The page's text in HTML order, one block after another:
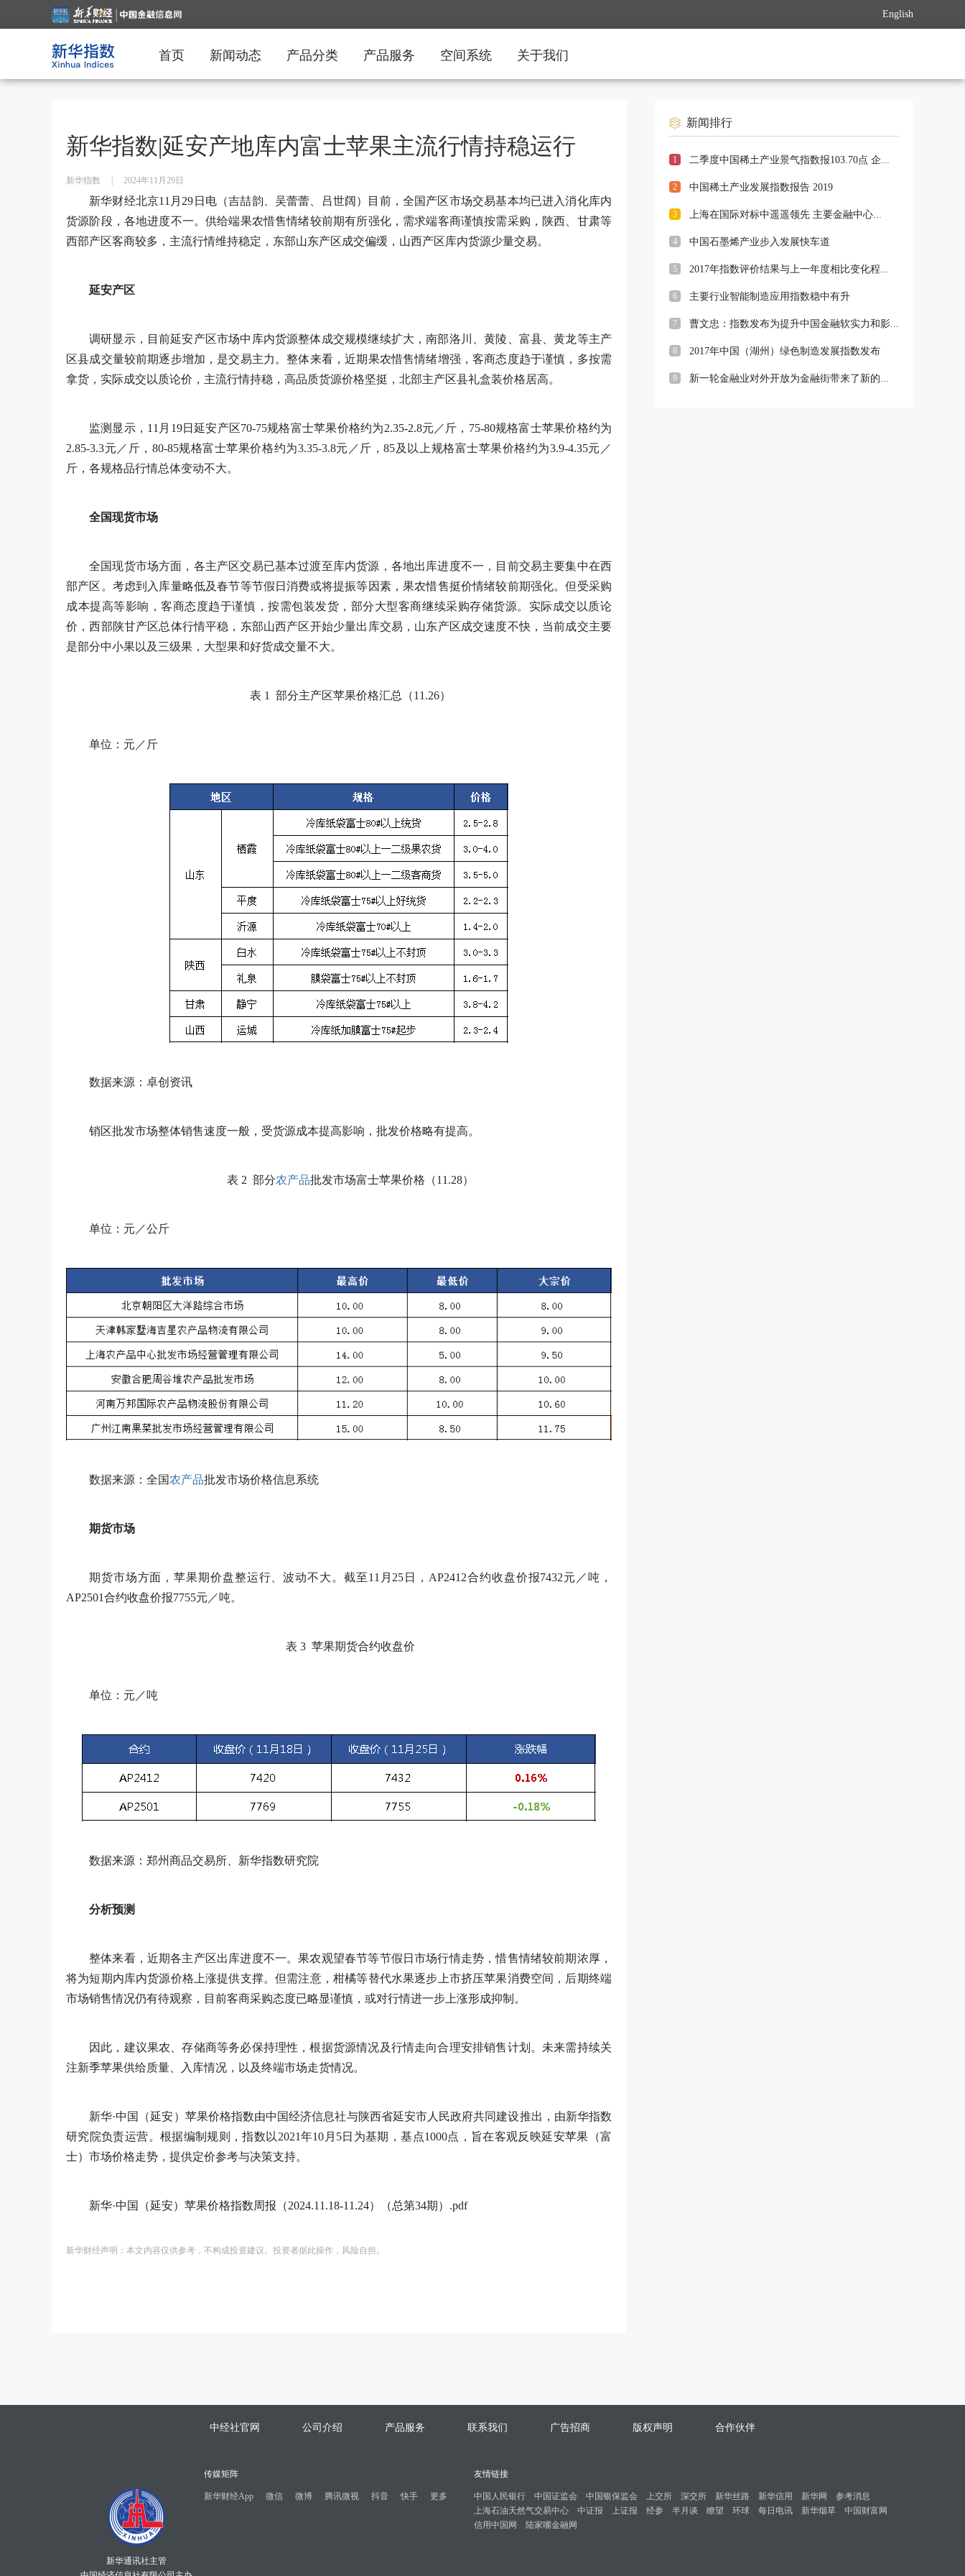
English
首页 新闻动态 产品分类 产品服务 空间系统 关于我们
新华指数|延安产地库内富士苹果主流行情持稳运行
新华指数 2024年11月29日
新华财经北京11月29日电（吉喆韵、吴蕾蕾、吕世阔）目前，全国产区市场交易基本均已进入消化库内
货源阶段，各地进度不一。供给端果农惜售情绪较前期有所强化，需求端客商谨慎按需采购，陕西、甘肃等
西部产区客商较多，主流行情维持稳定，东部山东产区成交偏缓，山西产区库内货源少量交易。
延安产区
调研显示，目前延安产区市场中库内货源整体成交规模继续扩大，南部洛川、黄陵、富县、黄龙等主产
区县成交量较前期逐步增加，是交易主力。整体来看，近期果农惜售情绪增强，客商态度趋于谨慎，多按需
拿货，实际成交以质论价，主流行情持稳，高品质货源价格坚挺，北部主产区县礼盒装价格居高。
监测显示，11月19日延安产区70-75规格富士苹果价格约为2.35-2.8元／斤，75-80规格富士苹果价格约为
2.85-3.3元／斤，80-85规格富士苹果价格约为3.35-3.8元／斤，85及以上规格富士苹果价格约为3.9-4.35元／
斤，各规格品行情总体变动不大。
全国现货市场
全国现货市场方面，各主产区交易已基本过渡至库内货源，各地出库进度不一，目前交易主要集中在西
部产区。考虑到入库量略低及春节等节假日消费或将提振等因素，果农惜售挺价情绪较前期强化。但受采购
成本提高等影响，客商态度趋于谨慎，按需包装发货，部分大型客商继续采购存储货源。实际成交以质论
价，西部陕甘产区总体行情平稳，东部山西产区开始少量出库交易，山东产区成交速度不快，当前成交主要
是部分中小果以及三级果，大型果和好货成交量不大。
表 1 部分主产区苹果价格汇总（11.26）
单位：元／斤
数据来源：卓创资讯
销区批发市场整体销售速度一般，受货源成本提高影响，批发价格略有提高。
表 2 部分农产品批发市场富士苹果价格（11.28）
单位：元／公斤
数据来源：全国农产品批发市场价格信息系统
期货市场
期货市场方面，苹果期价盘整运行、波动不大。截至11月25日，AP2412合约收盘价报7432元／吨，
AP2501合约收盘价报7755元／吨。
表 3 苹果期货合约收盘价
单位：元／吨
数据来源：郑州商品交易所、新华指数研究院
分析预测
整体来看，近期各主产区出库进度不一。果农观望春节等节假日市场行情走势，惜售情绪较前期浓厚，
将为短期内库内货源价格上涨提供支撑。但需注意，柑橘等替代水果逐步上市挤压苹果消费空间，后期终端
市场销售情况仍有待观察，目前客商采购态度已略显谨慎，或对行情进一步上涨形成抑制。
因此，建议果农、存储商等务必保持理性，根据货源情况及行情走向合理安排销售计划。未来需持续关
注新季苹果供给质量、入库情况，以及终端市场走货情况。
新华·中国（延安）苹果价格指数由中国经济信息社与陕西省延安市人民政府共同建设推出，由新华指数
研究院负责运营。根据编制规则，指数以2021年10月5日为基期，基点1000点，旨在客观反映延安苹果（富
士）市场价格走势，提供定价参考与决策支持。
新华·中国（延安）苹果价格指数周报（2024.11.18-11.24）（总第34期）.pdf
新华财经声明：本文内容仅供参考，不构成投资建议。投资者据此操作，风险自担。
新闻排行
1 二季度中国稀土产业景气指数报103.70点 企...
2 中国稀土产业发展指数报告 2019
3 上海在国际对标中遥遥领先 主要金融中心...
4 中国石墨烯产业步入发展快车道
5 2017年指数评价结果与上一年度相比变化程...
6 主要行业智能制造应用指数稳中有升
7 曹文忠：指数发布为提升中国金融软实力和影...
8 2017年中国（湖州）绿色制造发展指数发布
9 新一轮金融业对外开放为金融街带来了新的...
中经社官网 公司介绍 产品服务 联系我们 广告招商 版权声明 合作伙伴
新华通讯社主管
传媒矩阵
新华财经App 微信 微博 腾讯微视 抖音 快手 更多
友情链接
中国人民银行 中国证监会 中国银保监会 上交所 深交所 新华丝路 新华信用 新华网
参考消息
上海石油天然气交易中心
中证报 上证报 经参 半月谈 瞭望 环球 每日电讯 新华烟草
中国财富网
信用中国网
陆家嘴金融网